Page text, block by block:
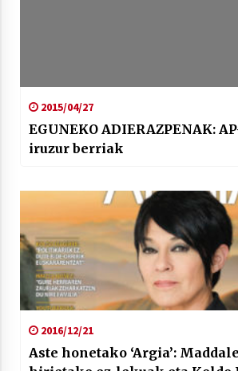
2015/04/27
EGUNEKO ADIERAZPENAK:
iruzur berriak
2016/12/21
Aste honetako ‘Argia’: